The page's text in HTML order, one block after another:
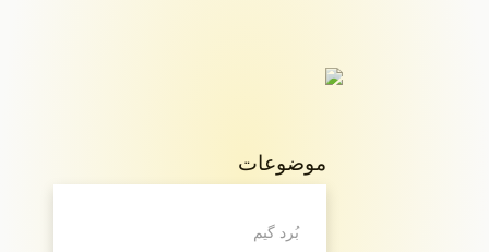
موضوعات
بُرد گیم